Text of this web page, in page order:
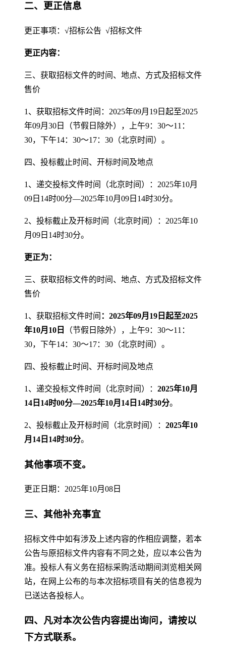
二、更正信息
更正事项：√招标公告 √招标文件
更正内容：
三、获取招标文件的时间、地点、方式及招标文件
售价
1、获取招标文件时间：2025年09月19日起至2025
年09月30日（节假日除外），上午9：30～11：
30，下午14：30～17：30（北京时间）。
四、投标截止时间、开标时间及地点
1、递交投标文件时间（北京时间）：2025年10月
09日14时00分—2025年10月09日14时30分。
2、投标截止及开标时间（北京时间）：2025年10
月09日14时30分。
更正为：
三、获取招标文件的时间、地点、方式及招标文件
售价
1、获取招标文件时间 ：2025年09月19日起至2025
年10月 10 日
（节假日除外），上午9：30～11：
30，下午14：30～17：30（北京时间）。
四、投标截止时间、开标时间及地点
1、递交投标文件时间（北京时间）： 2025年10月
14 日14时00分—2025年10月 14 日14时30分。
2、投标截止及开标时间（北京时间）： 2025年10
月 14 日14时30分。
其他事项不变。
更正日期：2025年10月08日
三、其他补充事宜
招标文件中如有涉及上述内容的作相应调整，若本
公告与原招标文件内容有不同之处，应以本公告为
准。投标人有义务在招标采购活动期间浏览相关网
站，在网上公布的与本次招标项目有关的信息视为
已送达各投标人。
四、凡对本次公告内容提出询问，请按以
下方式联系。